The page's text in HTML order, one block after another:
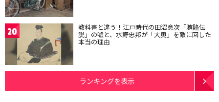
20 教科書と違う！江戸時代の田沼意次「賄賂伝
説」の嘘と、水野忠邦が「大奥」を敵に回した
本当の理由
ランキングを表示